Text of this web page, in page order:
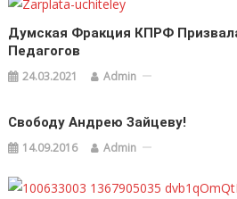
Думская Фракция КПРФ
Педагогов
24.03.2021 Admin
Свободу Андрею Зайцеву!
14.09.2016 Admin